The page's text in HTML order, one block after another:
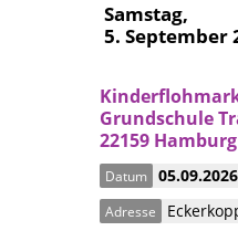
Samstag,
5. September
Grundschule
22159 Hamburg
Datum 05.09.2026
Adresse